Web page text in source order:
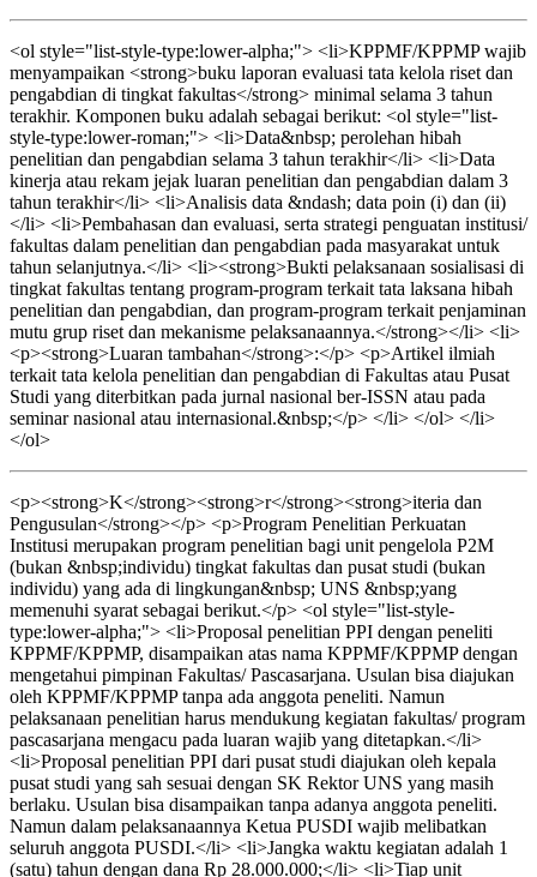
<ol style="list-style-type:lower-alpha;"> <li>KPPMF/KPPMP wajib
menyampaikan <strong>buku laporan evaluasi tata kelola riset dan
pengabdian di tingkat fakultas</strong> minimal selama 3 tahun
terakhir. Komponen buku adalah sebagai berikut: <ol style="list-
style-type:lower-roman;"> <li>Data&nbsp; perolehan hibah
penelitian dan pengabdian selama 3 tahun terakhir</li> <li>Data
kinerja atau rekam jejak luaran penelitian dan pengabdian dalam 3
tahun terakhir</li> <li>Analisis data &ndash; data poin (i) dan (ii)
</li> <li>Pembahasan dan evaluasi, serta strategi penguatan institusi/
fakultas dalam penelitian dan pengabdian pada masyarakat untuk
tahun selanjutnya.</li> <li><strong>Bukti pelaksanaan sosialisasi di
tingkat fakultas tentang program-program terkait tata laksana hibah
penelitian dan pengabdian, dan program-program terkait penjaminan
mutu grup riset dan mekanisme pelaksanaannya.</strong></li> <li>
<p><strong>Luaran tambahan</strong>:</p> <p>Artikel ilmiah
terkait tata kelola penelitian dan pengabdian di Fakultas atau Pusat
Studi yang diterbitkan pada jurnal nasional ber-ISSN atau pada
seminar nasional atau internasional.&nbsp;</p> </li> </ol> </li>
</ol>
<p><strong>K</strong><strong>r</strong><strong>iteria dan
Pengusulan</strong></p> <p>Program Penelitian Perkuatan
Institusi merupakan program penelitian bagi unit pengelola P2M
(bukan &nbsp;individu) tingkat fakultas dan pusat studi (bukan
individu) yang ada di lingkungan&nbsp; UNS &nbsp;yang
memenuhi syarat sebagai berikut.</p> <ol style="list-style-
type:lower-alpha;"> <li>Proposal penelitian PPI dengan peneliti
KPPMF/KPPMP, disampaikan atas nama KPPMF/KPPMP dengan
mengetahui pimpinan Fakultas/ Pascasarjana. Usulan bisa diajukan
oleh KPPMF/KPPMP tanpa ada anggota peneliti. Namun
pelaksanaan penelitian harus mendukung kegiatan fakultas/ program
pascasarjana mengacu pada luaran wajib yang ditetapkan.</li>
<li>Proposal penelitian PPI dari pusat studi diajukan oleh kepala
pusat studi yang sah sesuai dengan SK Rektor UNS yang masih
berlaku. Usulan bisa disampaikan tanpa adanya anggota peneliti.
Namun dalam pelaksanaannya Ketua PUSDI wajib melibatkan
seluruh anggota PUSDI.</li> <li>Jangka waktu kegiatan adalah 1
(satu) tahun dengan dana Rp 28.000.000;</li> <li>Tiap unit